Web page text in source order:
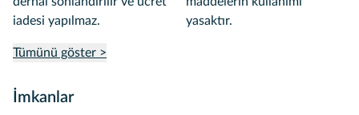
iadesi yapılmaz.
yasaktır.
Tümünü göster >
İmkanlar